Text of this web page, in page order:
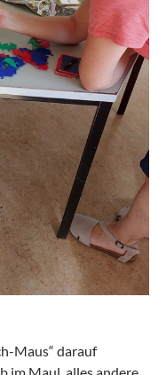
Maus“ darauf